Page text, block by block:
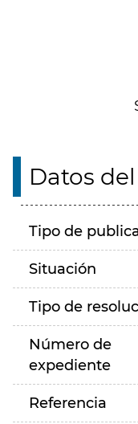
Datos
Tipo de
Situación
Tipo de
Número de
expediente
Referencia